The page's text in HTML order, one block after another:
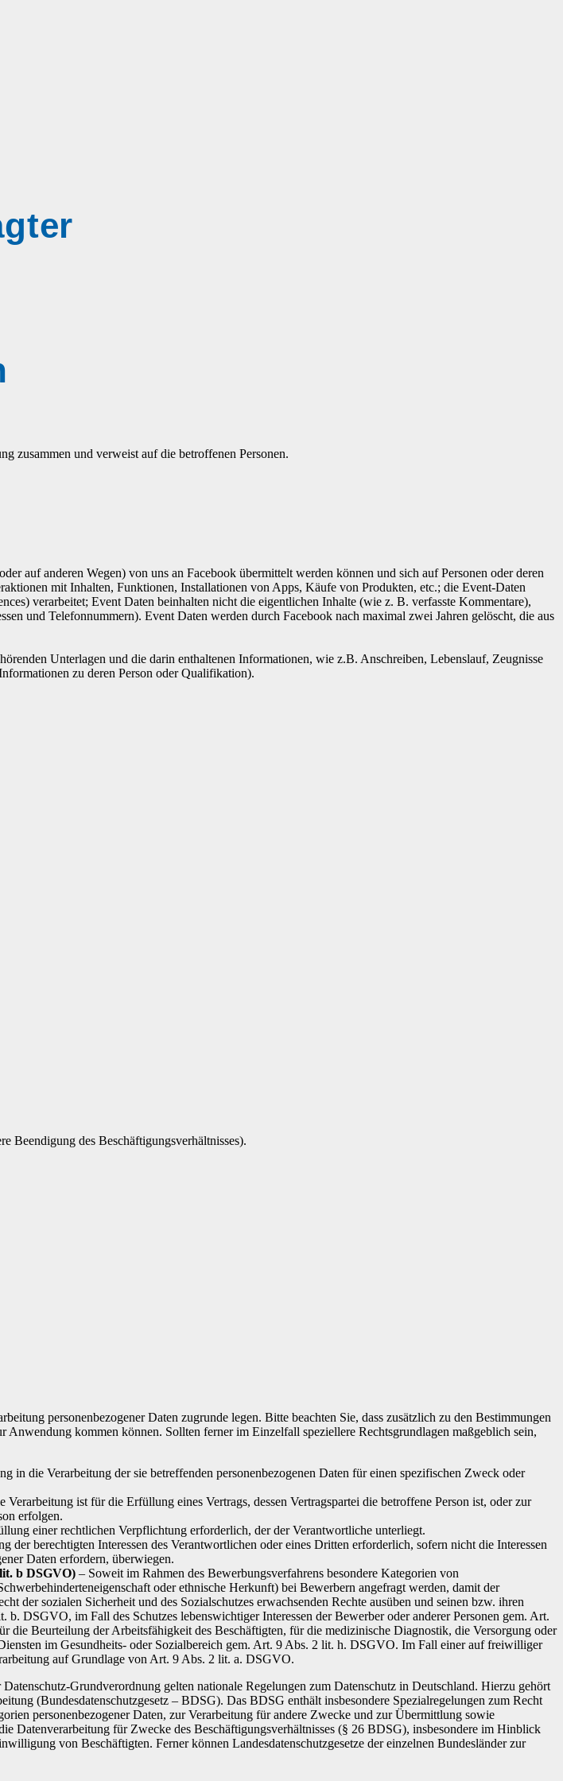
zusammen und verweist auf die betroffenen Personen.
auf anderen Wegen) von uns an Facebook übermittelt werden können und sich auf Personen oder deren
mit Inhalten, Funktionen, Installationen von Apps, Käufe von Produkten, etc.; die Event-Daten
verarbeitet; Event Daten beinhalten nicht die eigentlichen Inhalte (wie z. B. verfasste Kommentare),
und Telefonnummern). Event Daten werden durch Facebook nach maximal zwei Jahren gelöscht, die aus
Unterlagen und die darin enthaltenen Informationen, wie z.B. Anschreiben, Lebenslauf, Zeugnisse
zu deren Person oder Qualifikation).
Beendigung des Beschäftigungsverhältnisses).
personenbezogener Daten zugrunde legen. Bitte beachten Sie, dass zusätzlich zu den Bestimmungen
kommen können. Sollten ferner im Einzelfall speziellere Rechtsgrundlagen maßgeblich sein,
in die Verarbeitung der sie betreffenden personenbezogenen Daten für einen spezifischen Zweck oder
Verarbeitung ist für die Erfüllung eines Vertrags, dessen Vertragspartei die betroffene Person ist, oder zur
erfolgen.
einer rechtlichen Verpflichtung erforderlich, der der Verantwortliche unterliegt.
der berechtigten Interessen des Verantwortlichen oder eines Dritten erforderlich, sofern nicht die Interessen
Daten erfordern, überwiegen.
b DSGVO) – Soweit im Rahmen des Bewerbungsverfahrens besondere Kategorien von
oder ethnische Herkunft) bei Bewerbern angefragt werden, damit der
der sozialen Sicherheit und des Sozialschutzes erwachsenden Rechte ausüben und seinen bzw. ihren
DSGVO, im Fall des Schutzes lebenswichtiger Interessen der Bewerber oder anderer Personen gem. Art.
Beurteilung der Arbeitsfähigkeit des Beschäftigten, für die medizinische Diagnostik, die Versorgung oder
im Gesundheits- oder Sozialbereich gem. Art. 9 Abs. 2 lit. h. DSGVO. Im Fall einer auf freiwilliger
auf Grundlage von Art. 9 Abs. 2 lit. a. DSGVO.
Grundverordnung gelten nationale Regelungen zum Datenschutz in Deutschland. Hierzu gehört
(Bundesdatenschutzgesetz – BDSG). Das BDSG enthält insbesondere Spezialregelungen zum Recht
personenbezogener Daten, zur Verarbeitung für andere Zwecke und zur Übermittlung sowie
Datenverarbeitung für Zwecke des Beschäftigungsverhältnisses (§ 26 BDSG), insbesondere im Hinblick
von Beschäftigten. Ferner können Landesdatenschutzgesetze der einzelnen Bundesländer zur